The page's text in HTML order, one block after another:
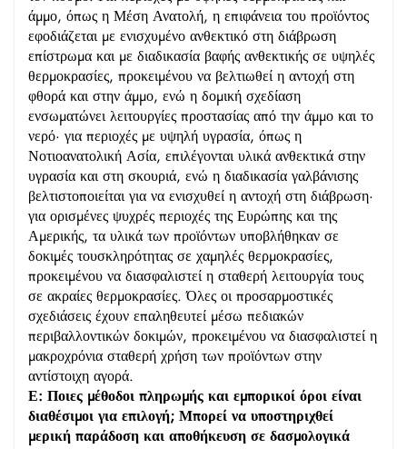
άμμο, όπως η Μέση Ανατολή, η επιφάνεια του προϊόντος
εφοδιάζεται με ενισχυμένο ανθεκτικό στη διάβρωση
επίστρωμα και με διαδικασία βαφής ανθεκτικής σε υψηλές
θερμοκρασίες, προκειμένου να βελτιωθεί η αντοχή στη
φθορά και στην άμμο, ενώ η δομική σχεδίαση
ενσωματώνει λειτουργίες προστασίας από την άμμο και το
νερό· για περιοχές με υψηλή υγρασία, όπως η
Νοτιοανατολική Ασία, επιλέγονται υλικά ανθεκτικά στην
υγρασία και στη σκουριά, ενώ η διαδικασία γαλβάνισης
βελτιστοποιείται για να ενισχυθεί η αντοχή στη διάβρωση·
για ορισμένες ψυχρές περιοχές της Ευρώπης και της
Αμερικής, τα υλικά των προϊόντων υποβλήθηκαν σε
δοκιμές τουσκληρότητας σε χαμηλές θερμοκρασίες,
προκειμένου να διασφαλιστεί η σταθερή λειτουργία τους
σε ακραίες θερμοκρασίες. Όλες οι προσαρμοστικές
σχεδιάσεις έχουν επαληθευτεί μέσω πεδιακών
περιβαλλοντικών δοκιμών, προκειμένου να διασφαλιστεί η
μακροχρόνια σταθερή χρήση των προϊόντων στην
αντίστοιχη αγορά.
Ε: Ποιες μέθοδοι πληρωμής και εμπορικοί όροι είναι
διαθέσιμοι για επιλογή; Μπορεί να υποστηριχθεί
μερική παράδοση και αποθήκευση σε δασμολογικά